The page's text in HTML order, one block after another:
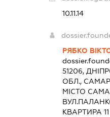
10.11.14
РЯБКО
51206,
ОБЛ.,
МІСТО
КВАРТИРА 11